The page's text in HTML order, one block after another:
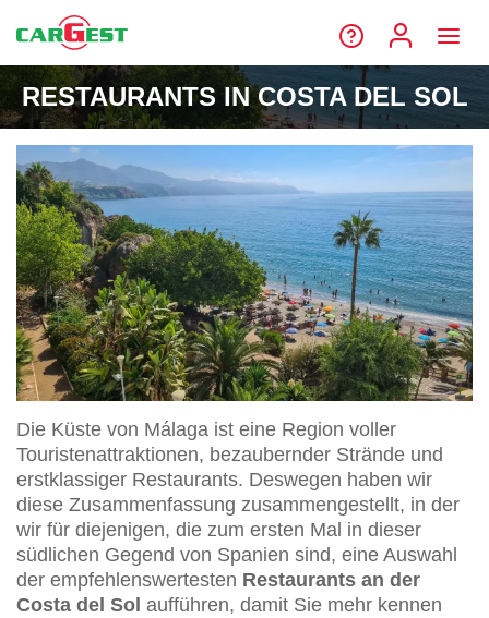
RESTAURANTS IN COSTA DEL SOL
Die Küste von Málaga ist eine Region voller
Touristenattraktionen, bezaubernder Strände und
erstklassiger Restaurants. Deswegen haben wir
diese Zusammenfassung zusammengestellt, in der
wir für diejenigen, die zum ersten Mal in dieser
südlichen Gegend von Spanien sind, eine Auswahl
der empfehlenswertesten Restaurants an der
Costa del Sol aufführen, damit Sie mehr kennen